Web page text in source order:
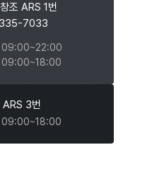
조 ARS 1번
7033
09:00~22:00
09:00~18:00
ARS 3번
09:00~18:00